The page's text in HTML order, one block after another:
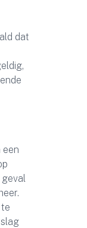
dat
een
geval